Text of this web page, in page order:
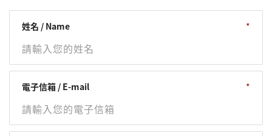
姓名 / Name
電子信箱 / E-mail